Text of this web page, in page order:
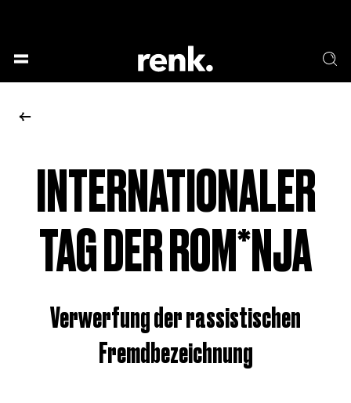
KEINE AUSWAHL
INTERNATIONALER
TAG DER ROM*NJA
Verwerfung der rassistischen
Fremdbezeichnung